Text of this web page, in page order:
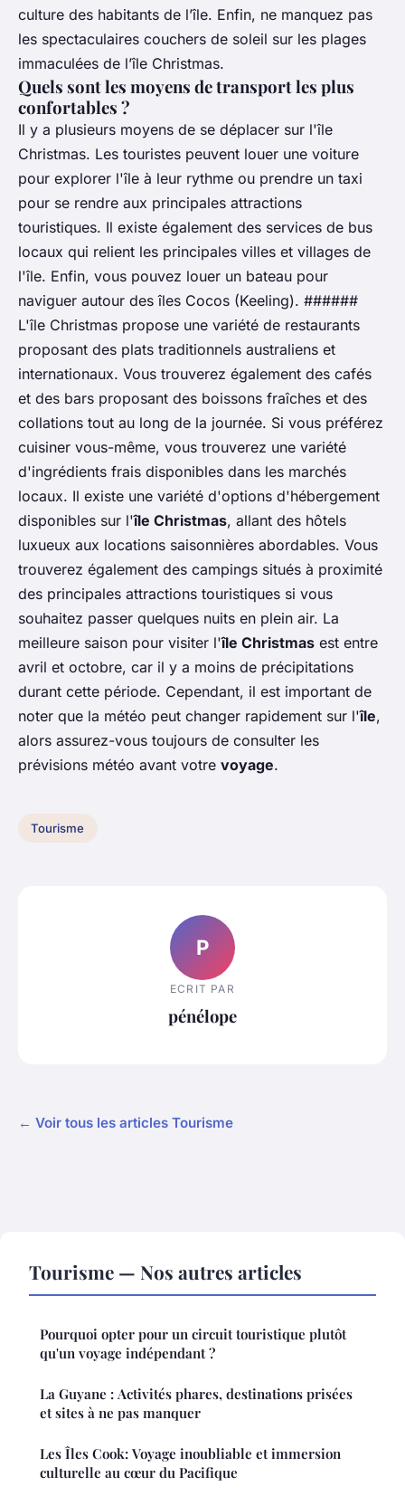
culture des habitants de l’île. Enfin, ne manquez pas
les spectaculaires couchers de soleil sur les plages
immaculées de l’île Christmas.
Quels sont les moyens de transport les plus
confortables ?
Il y a plusieurs moyens de se déplacer sur l'île
Christmas. Les touristes peuvent louer une voiture
pour explorer l'île à leur rythme ou prendre un taxi
pour se rendre aux principales attractions
touristiques. Il existe également des services de bus
locaux qui relient les principales villes et villages de
l'île. Enfin, vous pouvez louer un bateau pour
naviguer autour des îles Cocos (Keeling). ######
L'île Christmas propose une variété de restaurants
proposant des plats traditionnels australiens et
internationaux. Vous trouverez également des cafés
et des bars proposant des boissons fraîches et des
collations tout au long de la journée. Si vous préférez
cuisiner vous-même, vous trouverez une variété
d'ingrédients frais disponibles dans les marchés
locaux. Il existe une variété d'options d'hébergement
disponibles sur l'île Christmas, allant des hôtels
luxueux aux locations saisonnières abordables. Vous
trouverez également des campings situés à proximité
des principales attractions touristiques si vous
souhaitez passer quelques nuits en plein air. La
meilleure saison pour visiter l'île Christmas est entre
avril et octobre, car il y a moins de précipitations
durant cette période. Cependant, il est important de
noter que la météo peut changer rapidement sur l'île,
alors assurez-vous toujours de consulter les
prévisions météo avant votre voyage.
Tourisme
P
ECRIT PAR
pénélope
← Voir tous les articles Tourisme
Tourisme — Nos autres articles
Pourquoi opter pour un circuit touristique plutôt
qu'un voyage indépendant ?
La Guyane : Activités phares, destinations prisées
et sites à ne pas manquer
Les Îles Cook: Voyage inoubliable et immersion
culturelle au cœur du Pacifique